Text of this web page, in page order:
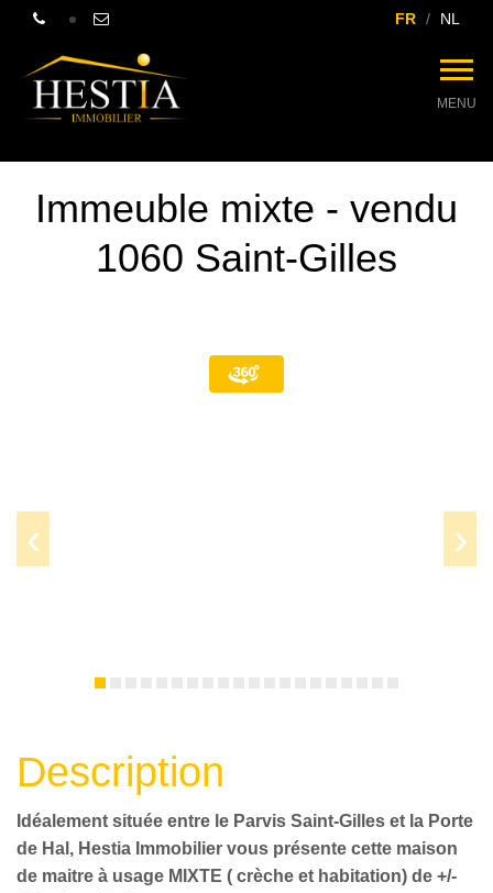
FR NL
MENU
Immeuble mixte - vendu
1060 Saint-Gilles
Description
Idéalement située entre le Parvis Saint-Gilles et la Porte
de Hal, Hestia Immobilier vous présente cette maison
de maitre à usage MIXTE ( crèche et habitation) de +/-